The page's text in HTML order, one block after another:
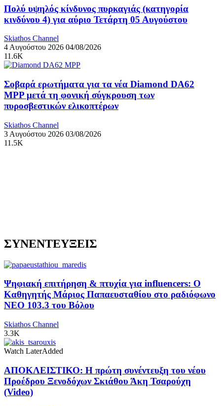
Πολύ υψηλός κίνδυνος πυρκαγιάς (κατηγορία
κινδύνου 4) για αύριο Τετάρτη 05 Αυγούστου
Skiathos Channel
4 Αυγούστου 2026 04/08/2026
11.6K
Σοβαρά ερωτήματα για τα νέα Diamond DA62
MPP μετά τη φονική σύγκρουση των
πυροσβεστικών ελικοπτέρων
Skiathos Channel
3 Αυγούστου 2026 03/08/2026
11.5K
ΣΥΝΕΝΤΕΥΞΕΙΣ
Ψηφιακή επιτήρηση & πτυχία για influencers: Ο
Καθηγητής Μάριος Παπαευσταθίου στο ραδιόφωνο
NEO 103.3 του Βόλου
Skiathos Channel
3.3K
Watch LaterAdded
ΑΠΟΚΛΕΙΣΤΙΚΟ: Η πρώτη συνέντευξη του νέου
Προέδρου Ξενοδόχων Σκιάθου Άκη Τσαρούχη
(Video)